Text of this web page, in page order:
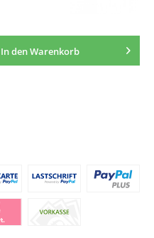
In denWarenkorb